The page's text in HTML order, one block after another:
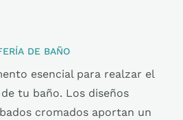
DE BAÑO
esencial para realzar el
tu baño. Los diseños
cromados aportan un